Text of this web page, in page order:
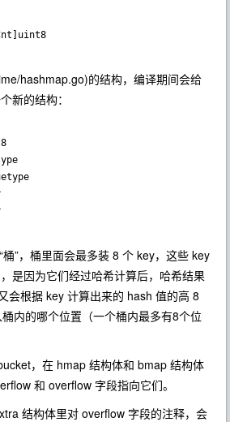
hashmap.go)的结构，编译期间会给
新的结构：
”，桶里面会最多装 8 个 key，这些 key
是因为它们经过哈希计算后，哈希结果
会根据 key 计算出来的 hash 值的高 8
内的哪个位置（一个桶内最多有8个位
，在 hmap 结构体和 bmap 结构体
和 overflow 字段指向它们。
结构体里对 overflow 字段的注释，会